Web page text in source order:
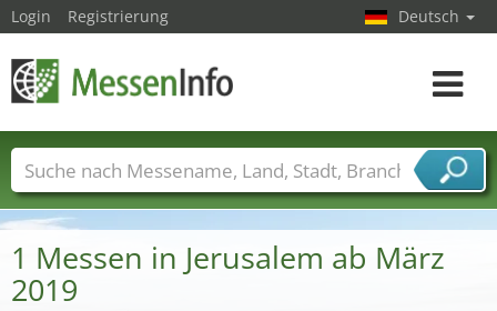
1 Messen in Jerusalem ab März
2019
Login Registrierung Deutsch
Toggle
Messenamen Länder Städte
Branchen
Dienstleisterbranchen